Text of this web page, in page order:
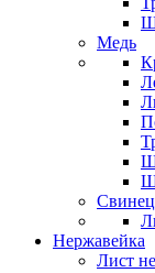
Медь
Свинец
Нержавейка
Лист